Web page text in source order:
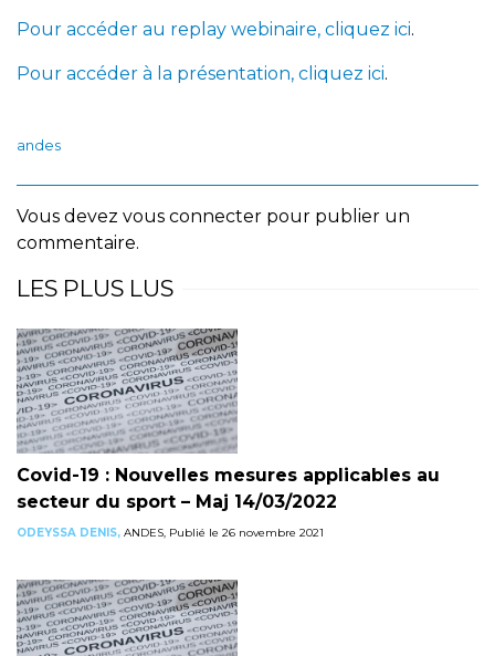
Pour accéder au replay webinaire, cliquez ici.
Pour accéder à la présentation, cliquez ici.
andes
Vous devez vous connecter pour publier un
commentaire.
LES PLUS LUS
Covid-19 : Nouvelles mesures applicables au
secteur du sport – Maj 14/03/2022
ODEYSSA DENIS, ANDES, Publié le 26 novembre 2021